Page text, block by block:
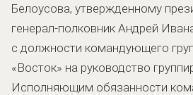
Белоусова, утвержденному
генерал-полковник Андрей
с должности командующего
«Восток» на руководство
Исполняющим обязанности